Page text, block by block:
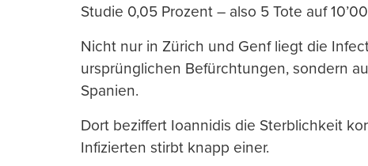
Studie 0,05 Prozent – also 5 Tote auf
Nicht nur in Zürich und Genf liegt die
ursprünglichen Befürchtungen, sondern
Spanien.
Dort beziffert Ioannidis die Sterblichkeit
Infizierten stirbt knapp einer.